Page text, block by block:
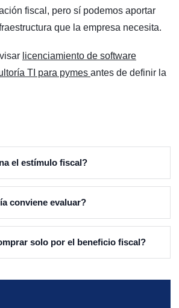
fiscal, pero sí podemos aportar
que la empresa necesita.
licenciamiento de software
TI para pymes antes de definir la
el estímulo fiscal?
conviene evaluar?
solo por el beneficio fiscal?